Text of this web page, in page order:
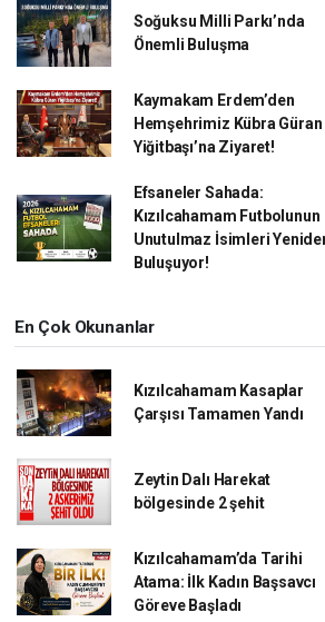
Soğuksu Milli Parkı’nda
Önemli Buluşma
Kaymakam Erdem’den
Hemşehrimiz Kübra Güran
Yiğitbaşı’na Ziyaret!
Efsaneler Sahada:
Kızılcahamam Futbolunun
Unutulmaz İsimleri
Buluşuyor!
En Çok Okunanlar
Kızılcahamam Kasaplar
Çarşısı Tamamen Yandı
Zeytin Dalı Harekat
bölgesinde 2 şehit
Kızılcahamam’da Tarihi
Atama: İlk Kadın Başsavcı
Göreve Başladı